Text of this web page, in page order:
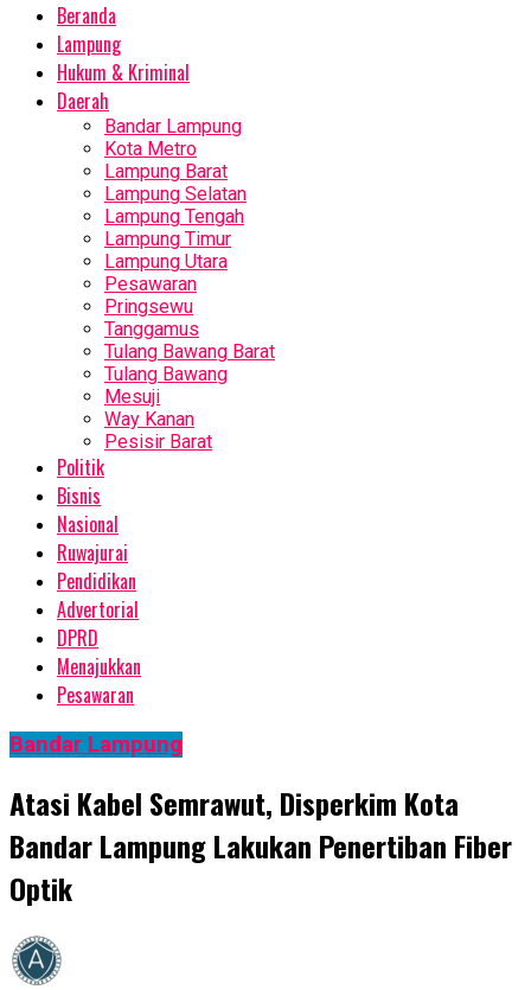
Beranda
Lampung
Hukum & Kriminal
Daerah
Bandar Lampung
Kota Metro
Lampung Barat
Lampung Selatan
Lampung Tengah
Lampung Timur
Lampung Utara
Pesawaran
Pringsewu
Tanggamus
Tulang Bawang Barat
Tulang Bawang
Mesuji
Way Kanan
Pesisir Barat
Politik
Bisnis
Nasional
Ruwajurai
Pendidikan
Advertorial
DPRD
Menajukkan
Pesawaran
Bandar Lampung
Atasi Kabel Semrawut, Disperkim Kota
Bandar Lampung Lakukan Penertiban Fiber
Optik